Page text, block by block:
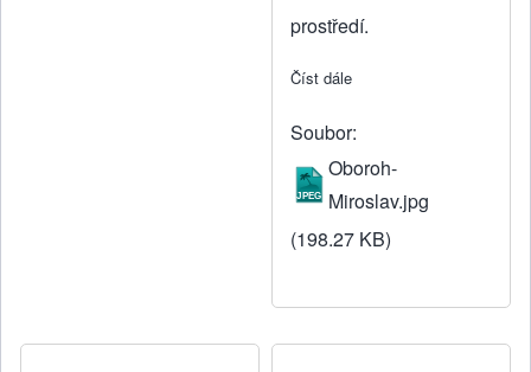
prostředí.
Číst dále
Soubor
Oboroh-
Miroslav.jpg
(198.27 KB)